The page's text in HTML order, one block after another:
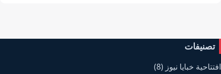
تصنيفات
افتتاحية خبايا نيوز (8)